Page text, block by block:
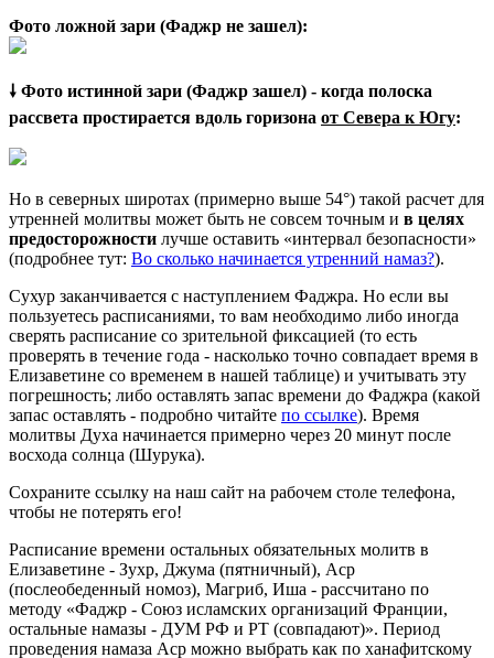
Фото ложной зари (Фаджр не зашел):
🠗 Фото истинной зари (Фаджр зашел) - когда полоска
рассвета простирается вдоль горизона от Севера к Югу:
Но в северных широтах (примерно выше 54°) такой расчет для
утренней молитвы может быть не совсем точным и в целях
предосторожности лучше оставить «интервал безопасности»
(подробнее тут: Во сколько начинается утренний намаз?).
Сухур заканчивается с наступлением Фаджра. Но если вы
пользуетесь расписаниями, то вам необходимо либо иногда
сверять расписание со зрительной фиксацией (то есть
проверять в течение года - насколько точно совпадает время в
Елизаветине со временем в нашей таблице) и учитывать эту
погрешность; либо оставлять запас времени до Фаджра (какой
запас оставлять - подробно читайте по ссылке). Время
молитвы Духа начинается примерно через 20 минут после
восхода солнца (Шурука).
Сохраните ссылку на наш сайт на рабочем столе телефона,
чтобы не потерять его!
Расписание времени остальных обязательных молитв в
Елизаветине - Зухр, Джума (пятничный), Аср
(послеобеденный номоз), Магриб, Иша - рассчитано по
методу «Фаджр - Союз исламских организаций Франции,
остальные намазы - ДУМ РФ и РТ (совпадают)». Период
проведения намаза Аср можно выбрать как по ханафитскому